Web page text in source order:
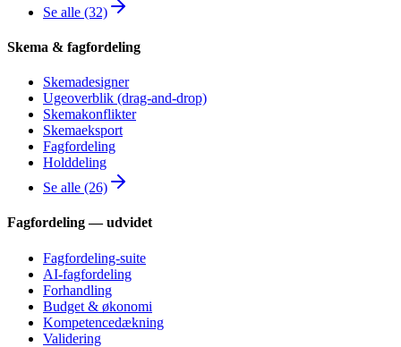
Se alle (32)
Skema & fagfordeling
Skemadesigner
Ugeoverblik (drag-and-drop)
Skemakonflikter
Skemaeksport
Fagfordeling
Holddeling
Se alle (26)
Fagfordeling — udvidet
Fagfordeling-suite
AI-fagfordeling
Forhandling
Budget & økonomi
Kompetencedækning
Validering